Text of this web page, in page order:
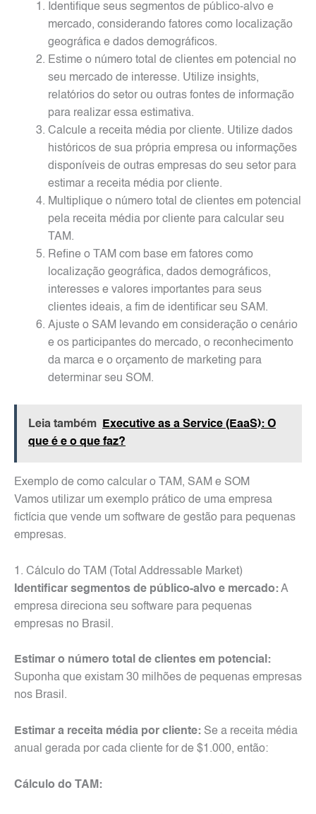
Identifique seus segmentos de público-alvo e
mercado, considerando fatores como localização
geográfica e dados demográficos.
Estime o número total de clientes em potencial no
seu mercado de interesse. Utilize insights,
relatórios do setor ou outras fontes de informação
para realizar essa estimativa.
Calcule a receita média por cliente. Utilize dados
históricos de sua própria empresa ou informações
disponíveis de outras empresas do seu setor para
estimar a receita média por cliente.
Multiplique o número total de clientes em potencial
pela receita média por cliente para calcular seu
TAM.
Refine o TAM com base em fatores como
localização geográfica, dados demográficos,
interesses e valores importantes para seus
clientes ideais, a fim de identificar seu SAM.
Ajuste o SAM levando em consideração o cenário
e os participantes do mercado, o reconhecimento
da marca e o orçamento de marketing para
determinar seu SOM.
Leia também Executive as a Service (EaaS): O
que é e o que faz?
Exemplo de como calcular o TAM, SAM e SOM
Vamos utilizar um exemplo prático de uma empresa
fictícia que vende um software de gestão para pequenas
empresas.
1. Cálculo do TAM (Total Addressable Market)
Identificar segmentos de público-alvo e mercado:A
empresa direciona seu software para pequenas
empresas no Brasil.
Estimar o número total de clientes em potencial:
Suponha que existam 30 milhões de pequenas empresas
nos Brasil.
Estimar a receita média por cliente: Se a receita média
anual gerada por cada cliente for de $1.000, então:
Cálculo do TAM: